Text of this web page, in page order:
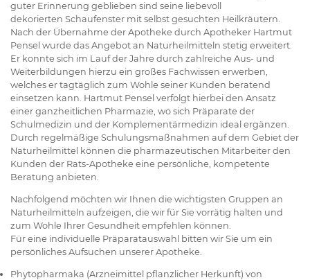
guter Erinnerung geblieben sind seine liebevoll
dekorierten Schaufenster mit selbst gesuchten Heilkräutern.
Nach der Übernahme der Apotheke durch Apotheker Hartmut
Pensel wurde das Angebot an Naturheilmitteln stetig erweitert.
Er konnte sich im Lauf der Jahre durch zahlreiche Aus- und
Weiterbildungen hierzu ein großes Fachwissen erwerben,
welches er tagtäglich zum Wohle seiner Kunden beratend
einsetzen kann. Hartmut Pensel verfolgt hierbei den Ansatz
einer ganzheitlichen Pharmazie, wo sich Präparate der
Schulmedizin und der Komplementärmedizin ideal ergänzen.
Durch regelmäßige Schulungsmaßnahmen auf dem Gebiet der
Naturheilmittel können die pharmazeutischen Mitarbeiter den
Kunden der Rats-Apotheke eine persönliche, kompetente
Beratung anbieten.
Nachfolgend möchten wir Ihnen die wichtigsten Gruppen an
Naturheilmitteln aufzeigen, die wir für Sie vorrätig halten und
zum Wohle Ihrer Gesundheit empfehlen können.
Für eine individuelle Präparatauswahl bitten wir Sie um ein
persönliches Aufsuchen unserer Apotheke.
Phytopharmaka (Arzneimittel pflanzlicher Herkunft) von